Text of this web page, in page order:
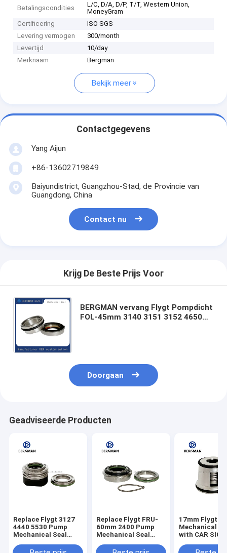
Betalingscondities
L/C, D/A, D/P, T/T, Western Union,
MoneyGram
Certificering
ISO SGS
Levering vermogen
300/month
Levertijd
10/day
Merknaam
Bergman
Bekijk meer
Contactgegevens
Yang Aijun
+86-13602719849
Baiyundistrict, Guangzhou-Stad, de Provincie van
Guangdong, China
Contact nu
Krijg De Beste Prijs Voor
BERGMAN vervang Flygt Pompdicht
FOL-45mm 3140 3151 3152 4650
Doorgaan
Geadviseerde Producten
Replace Flygt 3127
4440 5530 Pump
Mechanical Seal
with VITON FPM
Replace Flygt FRU-
60mm 2400 Pump
Mechanical Seal
VITON FPM
17mm Flygt
Mechanical
with CAR SIC
FPM